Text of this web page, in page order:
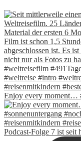
Enjoy every moment…
Podcast-Folge 7 ist seit